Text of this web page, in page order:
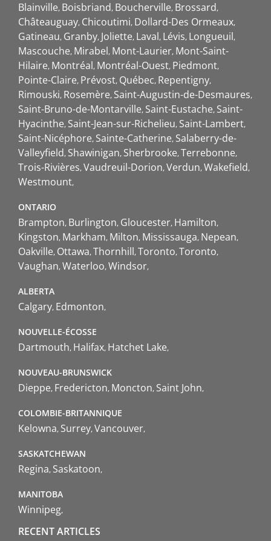
Blainville Boisbriand Boucherville Brossard
Châteauguay Chicoutimi Dollard-Des Ormeaux
Gatineau Granby Joliette Laval Lévis Longueuil
Mascouche Mirabel Mont-Laurier Mont-Saint-
Hilaire Montréal Montréal-Ouest Piedmont
Pointe-Claire Prévost Québec Repentigny
Rimouski Rosemère Saint-Augustin-de-Desmaures
Saint-Bruno-de-Montarville Saint-Eustache Saint-
Hyacinthe Saint-Jean-sur-Richelieu Saint-Lambert
Saint-Nicéphore Sainte-Catherine Salaberry-de-
Valleyfield Shawinigan Sherbrooke Terrebonne
Trois-Rivières Vaudreuil-Dorion Verdun Wakefield
Westmount
ONTARIO
Brampton Burlington Gloucester Hamilton
Kingston Markham Milton Mississauga Nepean
Oakville Ottawa Thornhill Toronto Toronto
Vaughan Waterloo Windsor
ALBERTA
Calgary Edmonton
NOUVELLE-ÉCOSSE
Dartmouth Halifax Hatchet Lake
NOUVEAU-BRUNSWICK
Dieppe Fredericton Moncton Saint John
COLOMBIE-BRITANNIQUE
Kelowna Surrey Vancouver
SASKATCHEWAN
Regina Saskatoon
MANITOBA
Winnipeg
RECENT ARTICLES